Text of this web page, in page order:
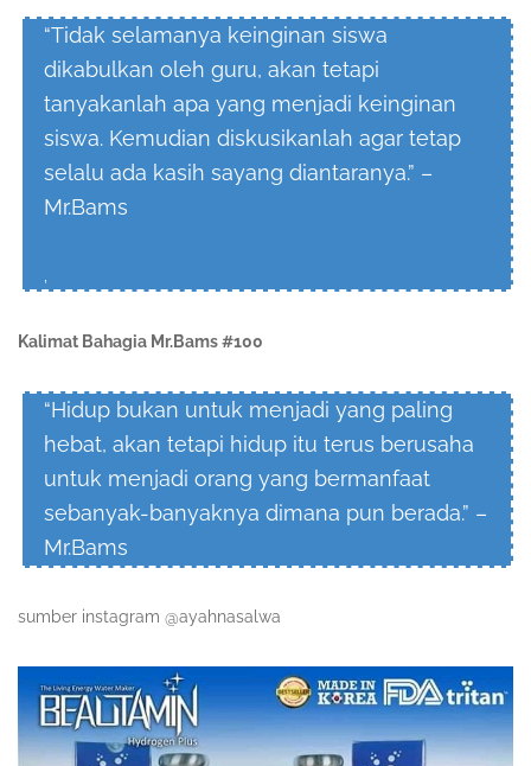
“Tidak selamanya keinginan siswa
dikabulkan oleh guru, akan tetapi
tanyakanlah apa yang menjadi keinginan
siswa. Kemudian diskusikanlah agar tetap
selalu ada kasih sayang diantaranya.” –
Mr.Bams
Kalimat Bahagia Mr.Bams #100
“Hidup bukan untuk menjadi yang paling
hebat, akan tetapi hidup itu terus berusaha
untuk menjadi orang yang bermanfaat
sebanyak-banyaknya dimana pun berada.” –
Mr.Bams
sumber instagram @ayahnasalwa